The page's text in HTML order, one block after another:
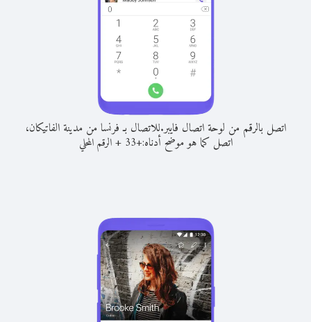
اتصل بالرقم من لوحة اتصال فايبر.للاتصال بـ فرنسا من مدينة الفاتيكان،
اتصل كما هو موضح أدناه:+
33
+الرقم المحلي